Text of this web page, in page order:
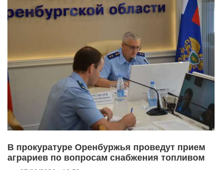
В прокуратуре Оренбуржья проведут прием
аграриев по вопросам снабжения топливом